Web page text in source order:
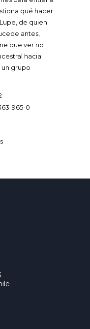
qué hacer
de quien
antes,
que ver no
hacia
grupo
965-0